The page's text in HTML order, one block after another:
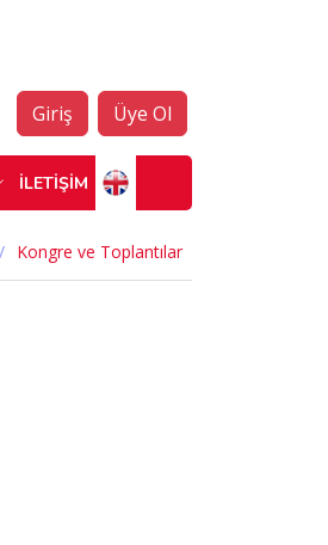
Giriş Üye Ol
İLETİŞİM
Kongre ve Toplantılar